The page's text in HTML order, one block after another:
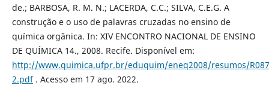
de.; BARBOSA, R. M. N.; LACERDA, C.C.; SILVA, C.E.G. A
construção e o uso de palavras cruzadas no ensino de
química orgânica. In: XIV ENCONTRO NACIONAL DE ENSINO
DE QUÍMICA 14., 2008. Recife. Disponível em:
http://www.quimica.ufpr.br/eduquim/eneq2008/resumos/
2.pdf. Acesso em 17 ago. 2022.